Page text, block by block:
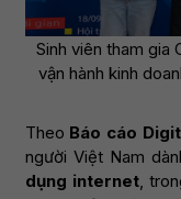
Sinh viên tham gia
vận hành kinh
Theo Báo cáo
người Việt Nam
dụng internet,